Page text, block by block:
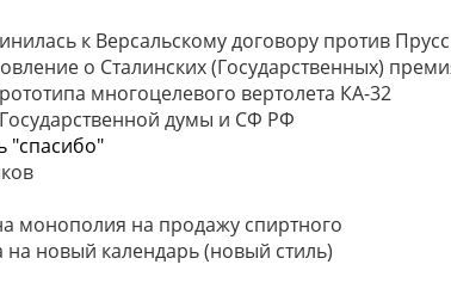
к Версальскому договору против
о Сталинских (Государственных)
многоцелевого вертолета КА-32
думы и СФ РФ
"спасибо"
монополия на продажу спиртного
новый календарь (новый стиль)